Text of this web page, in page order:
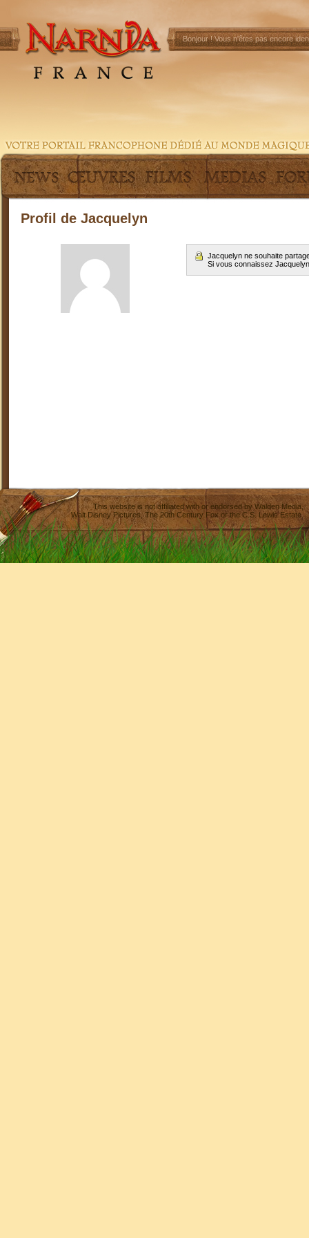
Bonjour !Vous n'êtes pas encore
Profil de Jacquelyn
Jacquelyn ne souhaite
Si vous connaissez
This website is not affiliated with or endorsed byWalden Media
Walt Disney Pictures,The 20th Century Fox or the C.S. Lewis Estate.